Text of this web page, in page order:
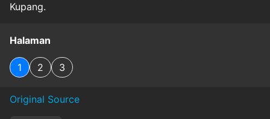
Kupang.
Halaman
1 2 3
Original Source